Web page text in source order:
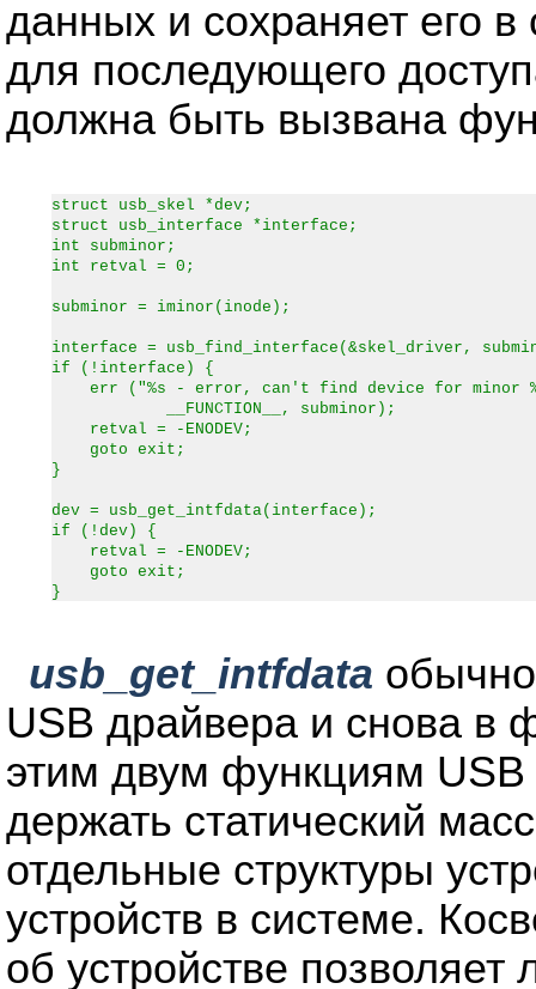
данных и сохраняет его в
для последующего
должна быть вызвана
struct usb_skel *dev;
struct usb_interface *interface;
int subminor;
int retval = 0;
subminor = iminor(inode);
interface = usb_find_interface(&skel_driver,
if (!interface) {
err ("%s - error, can't find device for minor
__FUNCTION__, subminor);
retval = -ENODEV;
goto exit;
}
dev = usb_get_intfdata(interface);
if (!dev) {
retval = -ENODEV;
goto exit;
}
usb_get_intfdata
USB драйвера и снова в
этим двум функциям
держать статический
отдельные структуры
устройств в системе.
об устройстве